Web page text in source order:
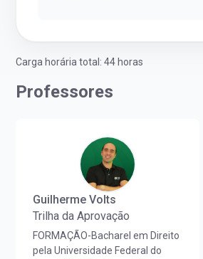
Carga horária total: 44 horas
Professores
Guilherme Volts
Trilha da Aprovação
FORMAÇÃO-Bacharel em Direito
pela Universidade Federal do